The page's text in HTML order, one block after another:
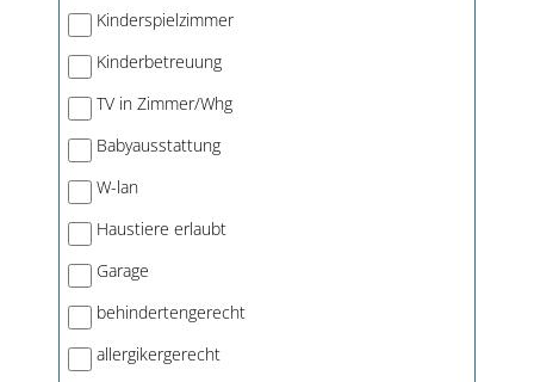
Kinderspielzimmer
Kinderbetreuung
TV in Zimmer/Whg
Babyausstattung
W-lan
Haustiere erlaubt
Garage
behindertengerecht
allergikergerecht